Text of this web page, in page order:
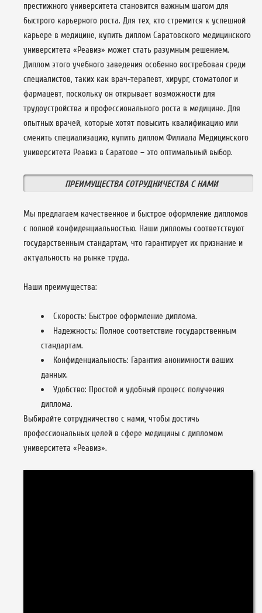
престижного университета становится важным шагом для
быстрого карьерного роста. Для тех, кто стремится к успешной
карьере в медицине, купить диплом Саратовского медицинского
университета «Реавиз» может стать разумным решением.
Диплом этого учебного заведения особенно востребован среди
специалистов, таких как врач-терапевт, хирург, стоматолог и
фармацевт, поскольку он открывает возможности для
трудоустройства и профессионального роста в медицине. Для
опытных врачей, которые хотят повысить квалификацию или
сменить специализацию, купить диплом Филиала Медицинского
университета Реавиз в Саратове – это оптимальный выбор.
ПРЕИМУЩЕСТВА СОТРУДНИЧЕСТВА С НАМИ
Мы предлагаем качественное и быстрое оформление дипломов
с полной конфиденциальностью. Наши дипломы соответствуют
государственным стандартам, что гарантирует их признание и
актуальность на рынке труда.
Наши преимущества:
Скорость: Быстрое оформление диплома.
Надежность: Полное соответствие государственным
стандартам.
Конфиденциальность: Гарантия анонимности ваших
данных.
Удобство: Простой и удобный процесс получения
диплома.
Выбирайте сотрудничество с нами, чтобы достичь
профессиональных целей в сфере медицины с дипломом
университета «Реавиз».